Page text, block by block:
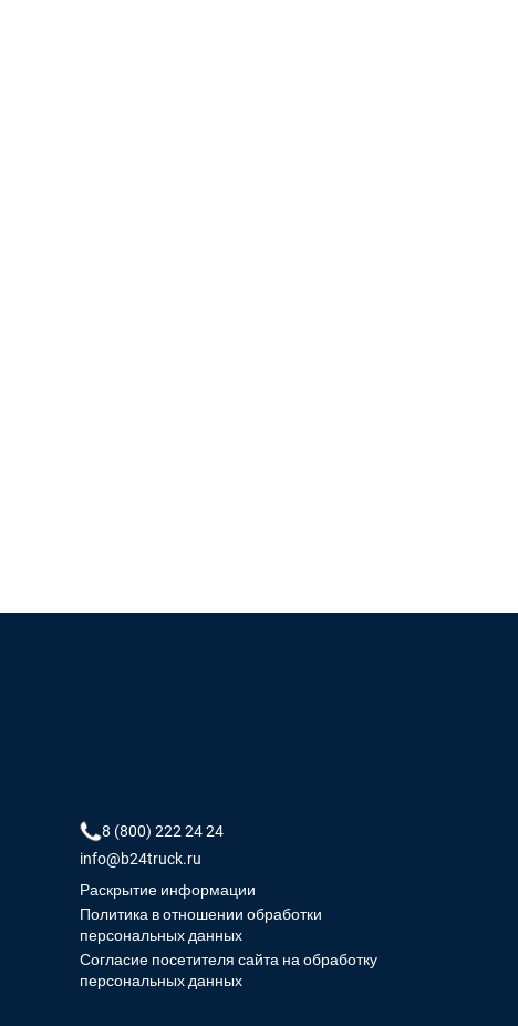
8 (800) 222 24 24
info@b24truck.ru
Раскрытие информации
Политика в отношении обработки
персональных данных
Согласие посетителя сайта на обработку
персональных данных